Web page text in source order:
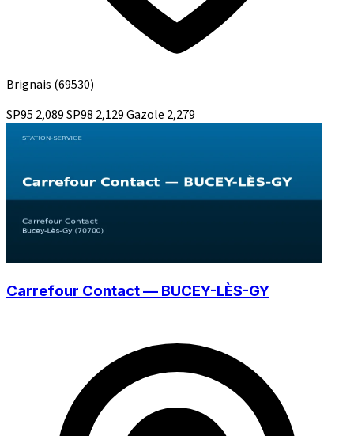
Brignais (69530)
SP95 2,089SP98 2,129Gazole 2,279
Carrefour Contact — BUCEY-LÈS-GY